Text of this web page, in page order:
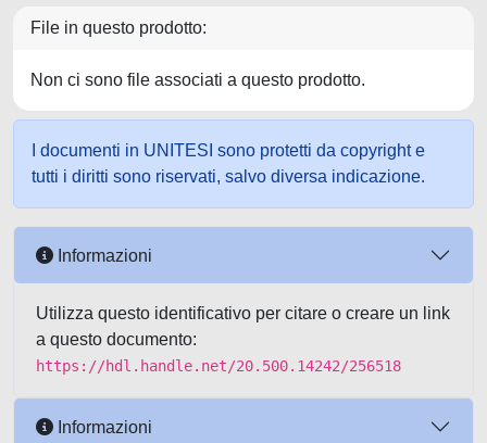
File in questo prodotto:
Non ci sono file associati a questo prodotto.
I documenti in UNITESI sono protetti da copyright e
tutti i diritti sono riservati, salvo diversa indicazione.
Informazioni
Utilizza questo identificativo per citare o creare un link
a questo documento:
https://hdl.handle.net/20.500.14242/256518
Informazioni